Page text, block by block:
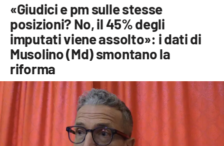
SEZIONI
Cronaca
Politica
Attualità
Economia e lavoro
Italia Mondo
«Giudici e pm sulle stesse
posizioni? No, il 45% degli
imputati viene assolto»: i dati di
Musolino (Md) smontano la
riforma